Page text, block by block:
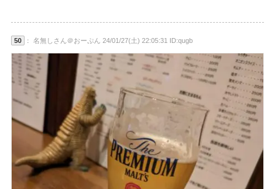
50 ： 名無しさん＠おーぷん 24/01/27(土) 22:05:31 ID:qugb